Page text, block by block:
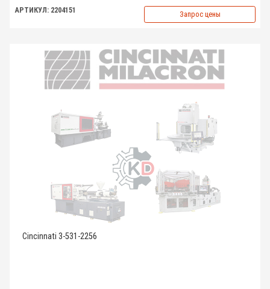
АРТИКУЛ: 2204151 Запрос цены
Cincinnati 3-531-2256